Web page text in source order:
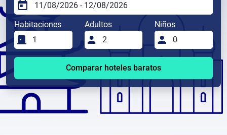
Habitaciones Adultos Niños
Comparar hoteles baratos